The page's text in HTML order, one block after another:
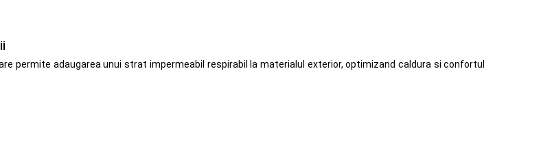
permite adaugarea unui strat impermeabil respirabil la materialul exterior, optimizand caldura si confortul